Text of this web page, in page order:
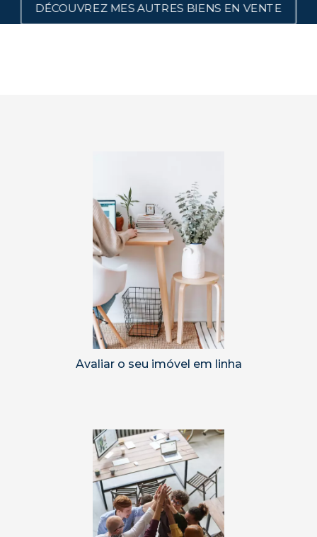
DÉCOUVREZ MES AUTRES BIENS EN VENTE
Avaliar o seu imóvel em linha